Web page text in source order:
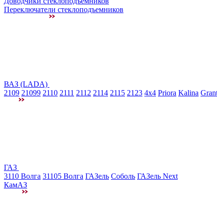
Переключатели стеклоподъемников
ВАЗ (LADA)
2109 21099 2110 2111 2112 2114 2115 2123 4x4 Priora Kalina
ГАЗ
3110 Волга 31105 Волга ГАЗель Соболь ГАЗель Next
КамАЗ